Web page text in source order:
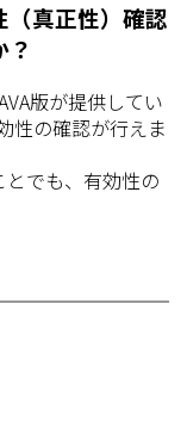
真正性）確認
版が提供してい
性の確認が行えま
でも、有効性の